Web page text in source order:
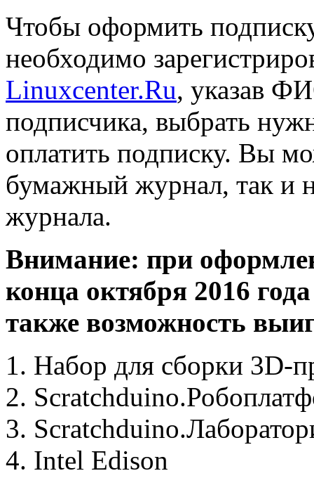
Чтобы оформить
необходимо
Linuxcenter.Ru, указав
подписчика, выбрать
оплатить подписку. Вы
бумажный журнал, так и
журнала.
Внимание: при
конца октября 2016
также возможность
1. Набор для сборки 3D-
2.
3.
4. Intel Edison